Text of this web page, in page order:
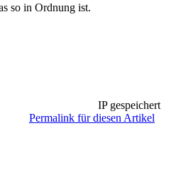
so in Ordnung ist.
IP gespeichert
Permalink für diesen Artikel